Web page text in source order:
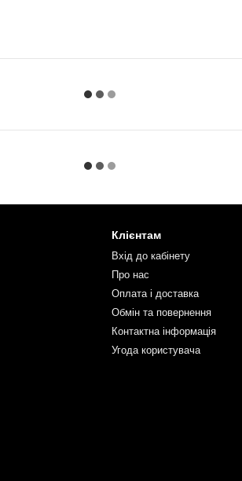
Клієнтам
Вхід до кабінету
Про нас
Оплата і доставка
Обмін та повернення
Контактна інформація
Угода користувача